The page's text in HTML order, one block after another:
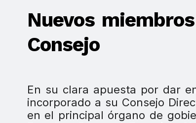
Nuevos
Consejo
En su clara apuesta por dar
incorporado a su Consejo
en el principal órgano de